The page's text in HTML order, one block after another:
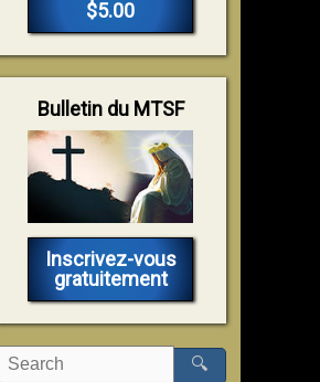
$5.00
Bulletin du MTSF
Inscrivez-vous
gratuitement
🔍